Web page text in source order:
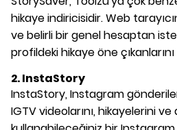
hikaye indiricisidir. Web
ve belirli bir genel hesaptan
profildeki hikaye öne
2. InstaStory
InstaStory, Instagram
IGTV videolarını, hikayelerini